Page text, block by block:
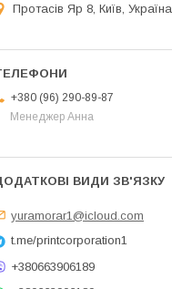
Протасів Яр 8, Київ, Україна
+380 (96) 290-89-87
Менеджер Анна
yuramorar1@icloud.com
t.me/printcorporation1
+380663906189